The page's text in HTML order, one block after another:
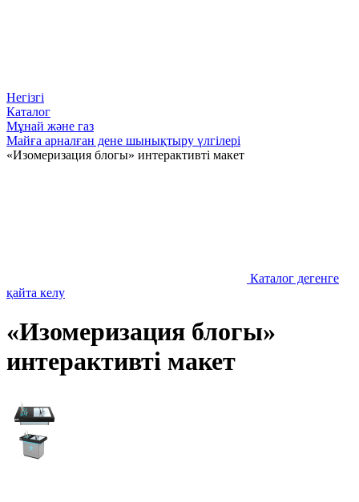
Негізгі
Каталог
Мұнай және газ
Майға арналған дене шынықтыру үлгілері
«Изомеризация блогы» интерактивті макет
Каталог дегенге
қайта келу
«Изомеризация блогы»
интерактивті макет